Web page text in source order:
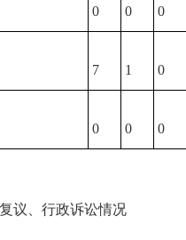
0 0 0
7 1 0
0 0 0
议、行政诉讼情况